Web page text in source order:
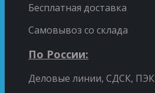
Бесплатная доставка
Самовывоз со склада
По России:
Деловые линии, СДСК, ПЭК